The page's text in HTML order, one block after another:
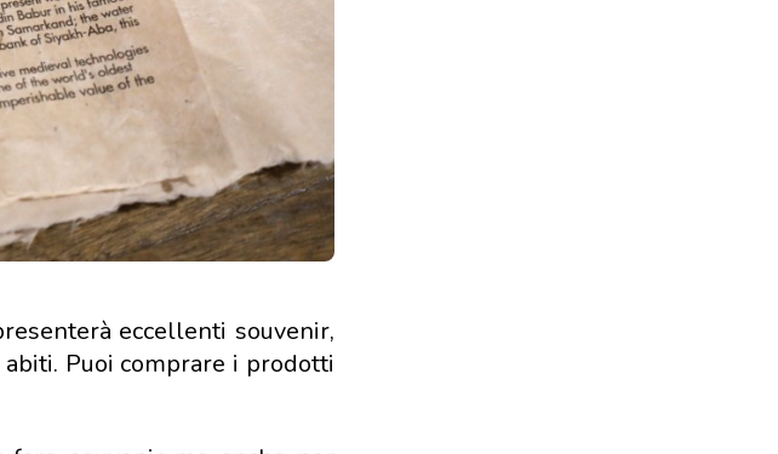
eccellenti souvenir,
Puoi comprare i prodotti